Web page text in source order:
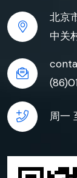
北京
中关
周一